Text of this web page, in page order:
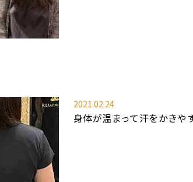
2021.02.24
身体が温まって汗をかきや